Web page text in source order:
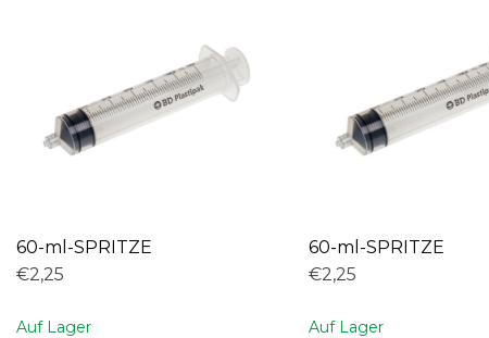
60-ml-SPRITZE
€2,25
Auf Lager
60-ml-SPRITZE
€2,25
Auf Lager